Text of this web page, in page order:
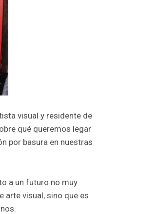
visual y residente de
qué queremos legar
por basura en nuestras
a un futuro no muy
arte visual, sino que es